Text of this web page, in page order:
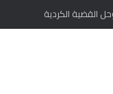
الأهلي